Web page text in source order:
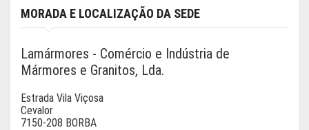
MORADA E LOCALIZAÇÃO DA SEDE
Lamármores - Comércio e Indústria de
Mármores e Granitos, Lda.
Estrada Vila Viçosa
Cevalor
7150-208 BORBA